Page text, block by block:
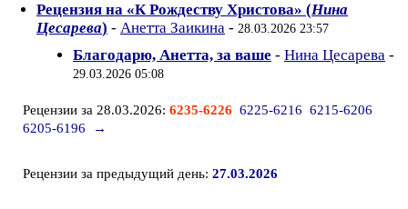
Рецензия на «К Рождеству Христова» (Нина
Цесарева) - Анетта Заикина - 28.03.2026 23:57
Благодарю, Анетта, за ваше - Нина Цесарева -
29.03.2026 05:08
Рецензии за 28.03.2026: 6235-6226 6225-6216 6215-6206
6205-6196
→
Рецензии за предыдущий день: 27.03.2026